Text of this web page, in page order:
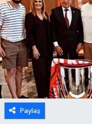
Paylaş
ESENTEPE
GAZİMAĞUSA
GİRNE
GÜNDEM